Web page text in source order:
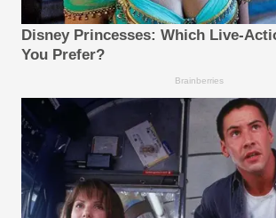
Disney Princesses: Which Live-
You Prefer?
Brainberries